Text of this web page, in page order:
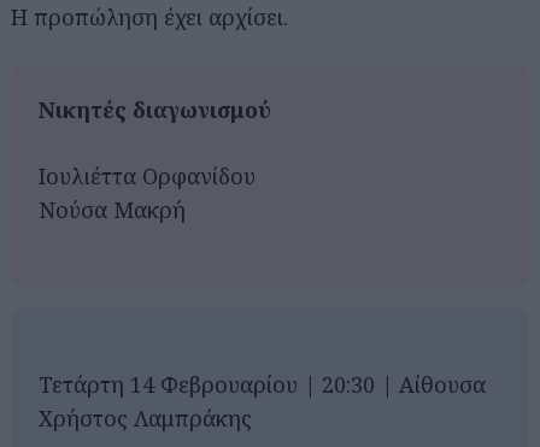
Η προπώληση έχει αρχίσει.
Νικητές διαγωνισμού
Ιουλιέττα Ορφανίδου
Νούσα Μακρή
Τετάρτη 14 Φεβρουαρίου | 20:30 | Αίθουσα
Χρήστος Λαμπράκης